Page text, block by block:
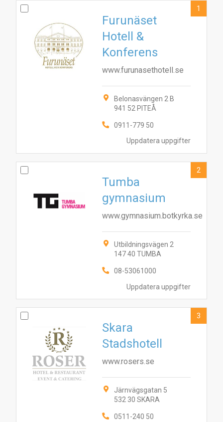
Uppdatera uppgifter
Furunäset
Hotell &
Konferens
www.furunasethotell.se
Belonasvängen 2 B
941 52 PITEÅ
0911-779 50
1
Uppdatera uppgifter
Tumba
gymnasium
www.gymnasium.botkyrka.se
Utbildningsvägen 2
147 40 TUMBA
08-53061000
2
Skara
Stadshotell
www.rosers.se
Järnvägsgatan 5
532 30 SKARA
0511-240 50
3